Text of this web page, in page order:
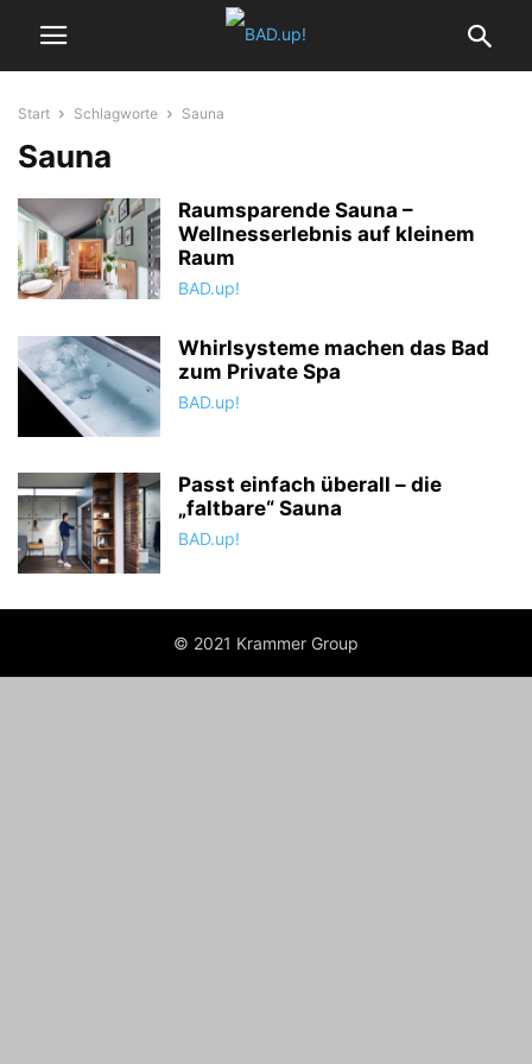
Start Schlagworte Sauna
Sauna
Raumsparende Sauna –
Wellnesserlebnis auf kleinem
Raum
BAD.up!
Whirlsysteme machen das Bad
zum Private Spa
BAD.up!
Passt einfach überall – die
„faltbare“ Sauna
BAD.up!
© 2021 Krammer Group